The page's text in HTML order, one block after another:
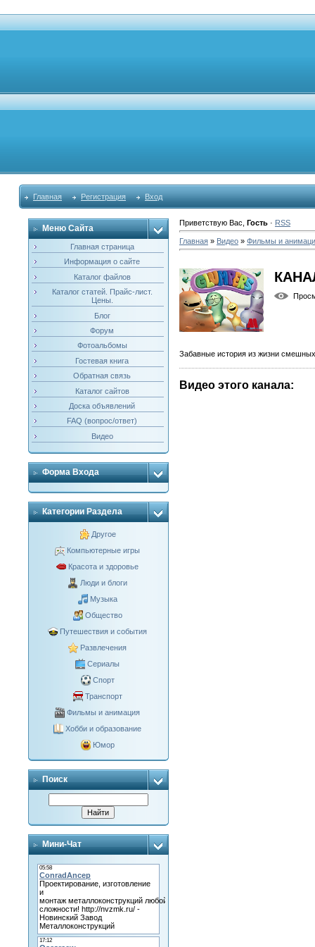
Главная Регистрация Вход
Меню Сайта
Главная страница
Информация о сайте
Каталог файлов
Каталог статей. Прайс-лист.
Цены.
Блог
Форум
Фотоальбомы
Гостевая книга
Обратная связь
Каталог сайтов
Доска объявлений
FAQ (вопрос/ответ)
Видео
Форма Входа
Категории Раздела
Другое
Компьютерные игры
Красота и здоровье
Люди и блоги
Музыка
Общество
Путешествия и события
Развлечения
Сериалы
Спорт
Транспорт
Фильмы и анимация
Хобби и образование
Юмор
Поиск
Мини-Чат
Приветствую Вас Гость· RSS
Главная» Видео» Фильмы и
Забавные история из жизни
Видео этого канала: